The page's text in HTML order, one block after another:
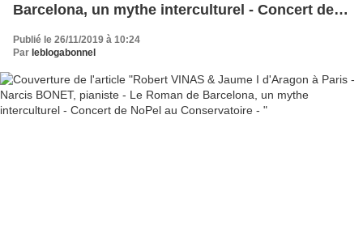
Barcelona, un mythe interculturel - Concert de
Publié le 26/11/2019 à 10:24
Par leblogabonnel